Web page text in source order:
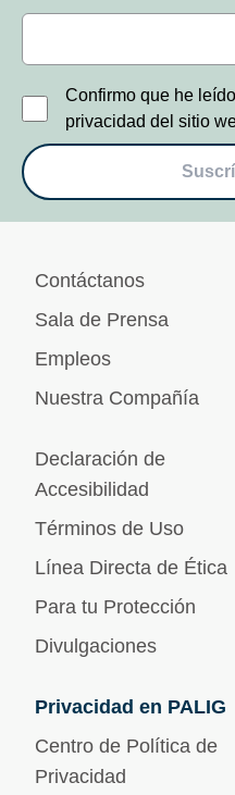
Confirmo que he
privacidad del sitio
Contáctanos
Sala de Prensa
Empleos
Nuestra Compañía
Declaración de
Accesibilidad
Términos de Uso
Línea Directa de Ética
Para tu Protección
Divulgaciones
Privacidad en PALIG
Centro de Política de
Privacidad